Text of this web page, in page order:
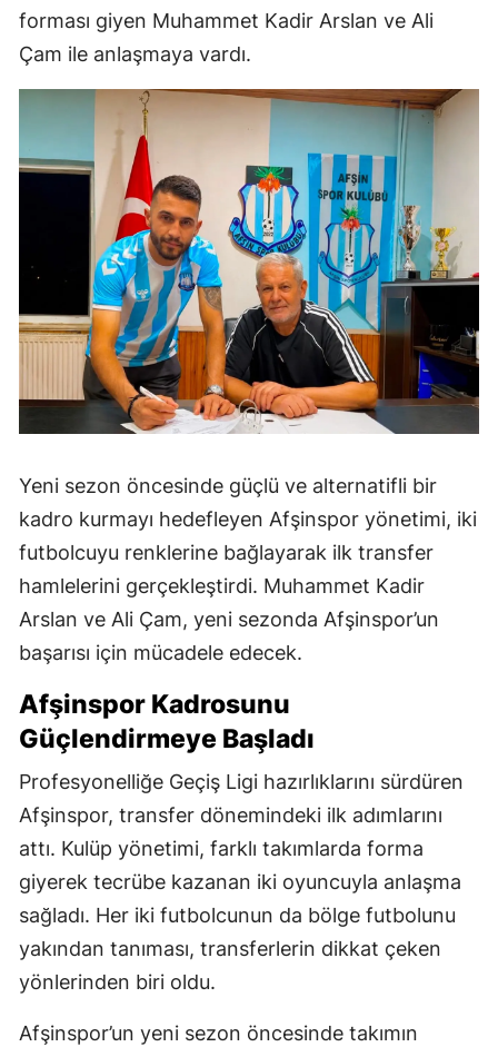
forması giyen Muhammet Kadir Arslan ve Ali
Çam ile anlaşmaya vardı.
Yeni sezon öncesinde güçlü ve alternatifli bir
kadro kurmayı hedefleyen Afşinspor yönetimi, iki
futbolcuyu renklerine bağlayarak ilk transfer
hamlelerini gerçekleştirdi. Muhammet Kadir
Arslan ve Ali Çam, yeni sezonda Afşinspor’un
başarısı için mücadele edecek.
Afşinspor Kadrosunu
Güçlendirmeye Başladı
Profesyonelliğe Geçiş Ligi hazırlıklarını sürdüren
Afşinspor, transfer dönemindeki ilk adımlarını
attı. Kulüp yönetimi, farklı takımlarda forma
giyerek tecrübe kazanan iki oyuncuyla anlaşma
sağladı. Her iki futbolcunun da bölge futbolunu
yakından tanıması, transferlerin dikkat çeken
yönlerinden biri oldu.
Afşinspor’un yeni sezon öncesinde takımın